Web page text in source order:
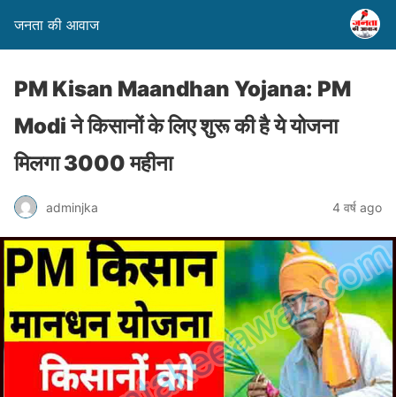
जनता की आवाज
PM Kisan Maandhan Yojana: PM
Modi ने किसानों के लिए शुरू की है ये योजना
मिलगा 3000 महीना
adminjka 4 वर्ष ago